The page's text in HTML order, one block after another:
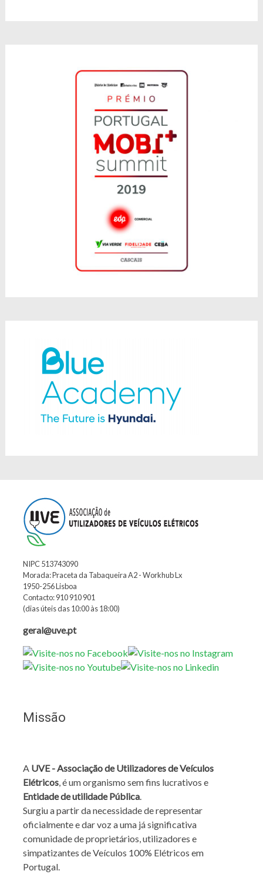
NIPC 513743090
Morada: Praceta da Tabaqueira A2 - Workhub Lx
1950-256 Lisboa
Contacto: 910 910 901
(dias úteis das 10:00 às 18:00)
geral@uve.pt
Missão
A UVE - Associação de Utilizadores de Veículos
Elétricos, é um organismo sem fins lucrativos e
Entidade de utilidade Pública.
Surgiu a partir da necessidade de representar
oficialmente e dar voz a uma já significativa
comunidade de proprietários, utilizadores e
simpatizantes de Veículos 100% Elétricos em
Portugal.